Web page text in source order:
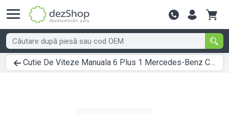
Contactează-
Cutie De Viteze Manuala 6 Plus 1 Mercedes-Benz C-CLASS (W203) 2000 > 2007 C 220 CDI (203.008) Motorina